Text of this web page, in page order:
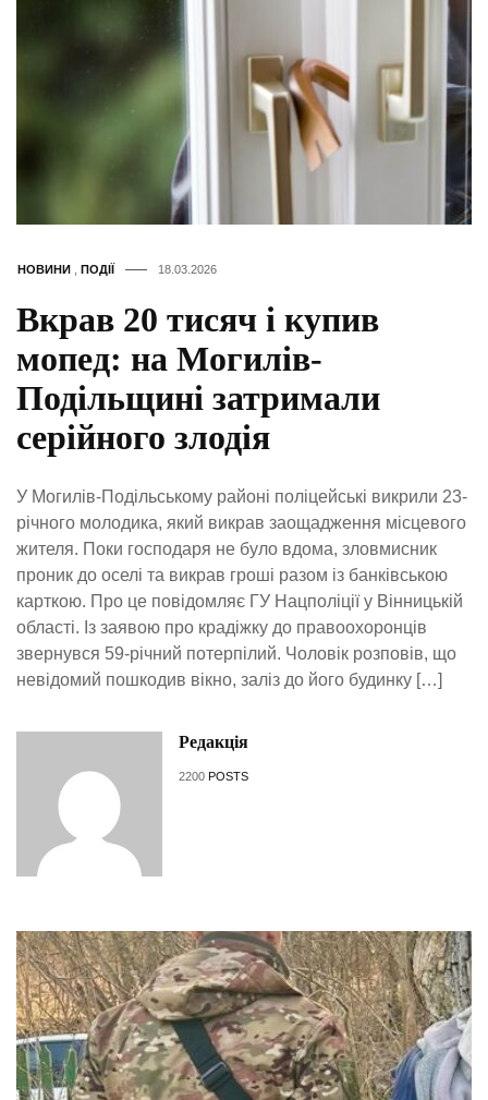
НОВИНИ ПОДІЇ 18.03.2026
Вкрав 20 тисяч і купив
мопед: на Могилів-
Подільщині затримали
серійного злодія
У Могилів-Подільському районі поліцейські викрили 23-
річного молодика, який викрав заощадження місцевого
жителя. Поки господаря не було вдома, зловмисник
проник до оселі та викрав гроші разом із банківською
карткою. Про це повідомляє ГУ Нацполіції у Вінницькій
області. Із заявою про крадіжку до правоохоронців
звернувся 59-річний потерпілий. Чоловік розповів, що
невідомий пошкодив вікно, заліз до його будинку […]
Редакція
2200 POSTS